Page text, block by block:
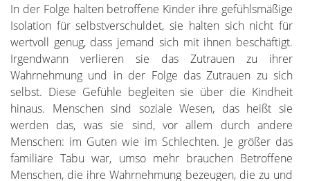
In der Folge halten betroffene Kinder ihre gefühlsmäßige
Isolation für selbstverschuldet, sie halten sich nicht für
wertvoll genug, dass jemand sich mit ihnen beschäftigt.
Irgendwann verlieren sie das Zutrauen zu ihrer
Wahrnehmung und in der Folge das Zutrauen zu sich
selbst. Diese Gefühle begleiten sie über die Kindheit
hinaus. Menschen sind soziale Wesen, das heißt sie
werden das, was sie sind, vor allem durch andere
Menschen: im Guten wie im Schlechten. Je größer das
familiäre Tabu war, umso mehr brauchen Betroffene
Menschen, die ihre Wahrnehmung bezeugen, die zu und